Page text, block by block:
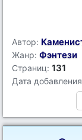
Автор:
Жанр: Фэнтези
Страниц: 131
Дата